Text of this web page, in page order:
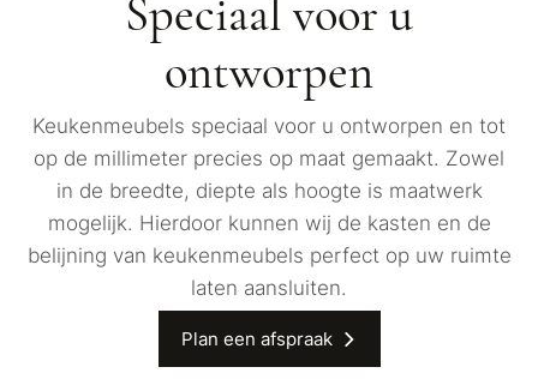
Speciaal voor u
ontworpen
Keukenmeubels speciaal voor u ontworpen en tot
op de millimeter precies op maat gemaakt. Zowel
in de breedte, diepte als hoogte is maatwerk
mogelijk. Hierdoor kunnen wij de kasten en de
belijning van keukenmeubels perfect op uw ruimte
laten aansluiten.
Plan een afspraak